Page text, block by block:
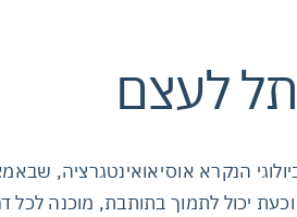
לעצם
הנקרא אוסיאואינטגרציה,
יכול לתמוך בתותבת, מוכנה